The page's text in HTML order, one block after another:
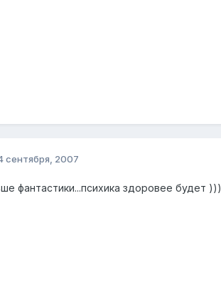
сентября, 2007
фантастики...психика здоровее будет )))